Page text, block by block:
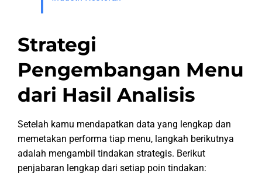
Strategi
Pengembangan Menu
dari Hasil Analisis
Setelah kamu mendapatkan data yang lengkap dan
memetakan performa tiap menu, langkah berikutnya
adalah mengambil tindakan strategis. Berikut
penjabaran lengkap dari setiap poin tindakan: